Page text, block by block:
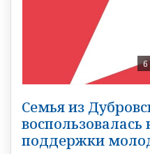
6
Семья из
поддержки